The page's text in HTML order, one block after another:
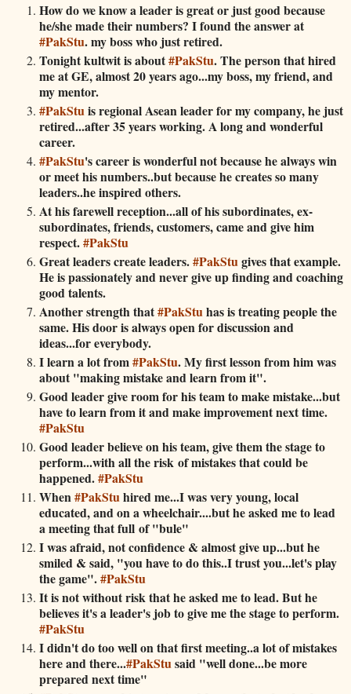
How do we know a leader is great or just good because
he/she made their numbers? I found the answer at
#PakStu. my boss who just retired.
Tonight kultwit is about#PakStu. The person that hired
me at GE, almost 20 years ago...my boss, my friend, and
my mentor.
#PakStuis regional Asean leader for my company, he just
retired...after 35 years working. A long and wonderful
career.
#PakStu's career is wonderful not because he always win
or meet his numbers..but because he creates so many
leaders..he inspired others.
At his farewell reception...all of his subordinates, ex-
subordinates, friends, customers, came and give him
respect.#PakStu
Great leaders create leaders.#PakStugives that example.
He is passionately and never give up finding and coaching
good talents.
Another strength that#PakStuhas is treating people the
same. His door is always open for discussion and
ideas...for everybody.
I learn a lot from#PakStu. My first lesson from him was
about "making mistake and learn from it".
Good leader give room for his team to make mistake...but
have to learn from it and make improvement next time.
#PakStu
Good leader believe on his team, give them the stage to
perform...with all the risk of mistakes that could be
happened.#PakStu
When#PakStuhired me...I was very young, local
educated, and on a wheelchair....but he asked me to lead
a meeting that full of "bule"
I was afraid, not confidence & almost give up...but he
smiled & said, "you have to do this..I trust you...let's play
the game".#PakStu
It is not without risk that he asked me to lead. But he
believes it's a leader's job to give me the stage to perform.
#PakStu
I didn't do too well on that first meeting..a lot of mistakes
here and there...#PakStusaid "well done...be more
prepared next time"